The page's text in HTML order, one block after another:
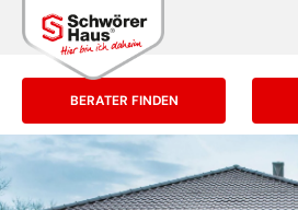
BERATER FINDEN